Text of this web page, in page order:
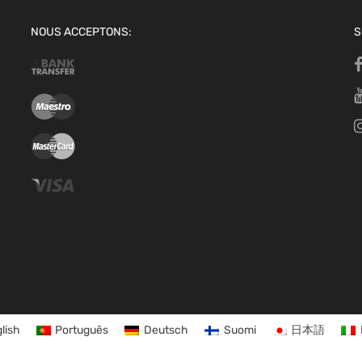
NOUS ACCEPTONS:
Português Deutsch Suomi 日本語